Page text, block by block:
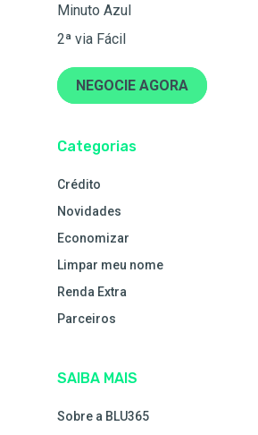
Minuto Azul
2ª via Fácil
NEGOCIE AGORA
Categorias
Crédito
Novidades
Economizar
Limpar meu nome
Renda Extra
Parceiros
SAIBA MAIS
Sobre a BLU365